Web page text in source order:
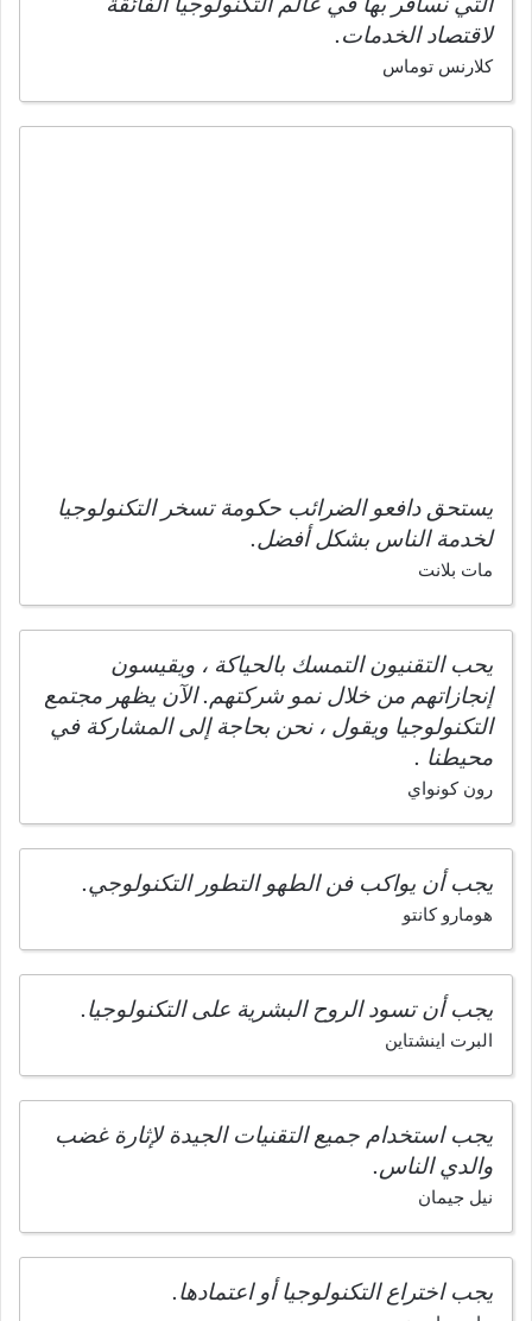
لاقتصاد الخدمات.
كلارنس توماس
يستحق دافعو الضرائب حكومة تسخر التكنولوجيا
لخدمة الناس بشكل أفضل.
مات بلانت
يحب التقنيون التمسك بالحياكة ، ويقيسون
إنجازاتهم من خلال نمو شركتهم. الآن يظهر مجتمع
التكنولوجيا ويقول ، نحن بحاجة إلى المشاركة في
محيطنا .
رون كونواي
يجب أن يواكب فن الطهو التطور التكنولوجي.
هومارو كانتو
يجب أن تسود الروح البشرية على التكنولوجيا.
البرت اينشتاين
يجب استخدام جميع التقنيات الجيدة لإثارة غضب
والدي الناس.
نيل جيمان
يجب اختراع التكنولوجيا أو اعتمادها.